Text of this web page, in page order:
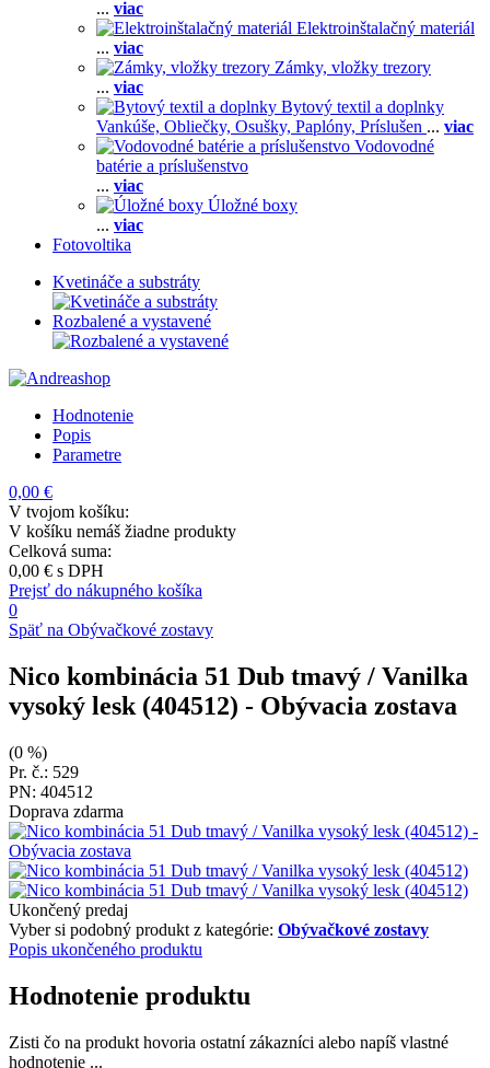
... viac
Elektroinštalačný materiál
... viac
Zámky, vložky trezory
... viac
Bytový textil a doplnky
Vankúše, Obliečky, Osušky, Paplóny, Príslušen ... viac
Vodovodné
batérie a príslušenstvo
... viac
Úložné boxy
... viac
Fotovoltika
Kvetináče a substráty
Rozbalené a vystavené
Hodnotenie
Popis
Parametre
0,00 €
V tvojom košíku:
V košíku nemáš žiadne produkty
Celková suma:
0,00 € s DPH
Prejsť do nákupného košíka
0
Späť na Obývačkové zostavy
Nico kombinácia 51 Dub tmavý / Vanilka
vysoký lesk (404512) - Obývacia zostava
(0 %)
Pr. č.: 529
PN: 404512
Doprava zdarma
Ukončený predaj
Vyber si podobný produkt z kategórie: Obývačkové zostavy
Popis ukončeného produktu
Hodnotenie produktu
Zisti čo na produkt hovoria ostatní zákazníci alebo napíš vlastné
hodnotenie ...